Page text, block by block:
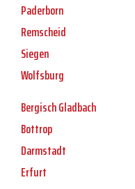
Paderborn
Remscheid
Siegen
Wolfsburg
Bergisch Gladbach
Bottrop
Darmstadt
Erfurt